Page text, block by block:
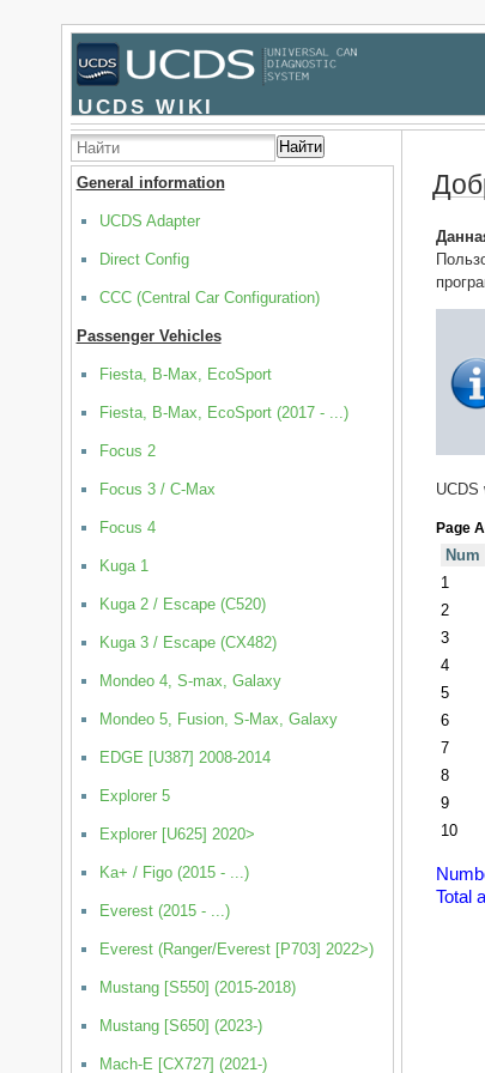
UCDS WIKI
Найти
General information
UCDS Adapter
Direct Config
CCC (Central Car Configuration)
Passenger Vehicles
Fiesta, B-Max, EcoSport
Fiesta, B-Max, EcoSport (2017 - ...)
Focus 2
Focus 3 / C-Max
Focus 4
Kuga 1
Kuga 2 / Escape (C520)
Kuga 3 / Escape (CX482)
Mondeo 4, S-max, Galaxy
Mondeo 5, Fusion, S-Max, Galaxy
EDGE [U387] 2008-2014
Explorer 5
Explorer [U625] 2020>
Ka+ / Figo (2015 - ...)
Everest (2015 - ...)
Everest (Ranger/Everest [P703] 2022>)
Mustang [S550] (2015-2018)
Mustang [S650] (2023-)
Mach-E [CX727] (2021-)
Page
Num
1
2
3
4
5
6
7
8
9
10
Total